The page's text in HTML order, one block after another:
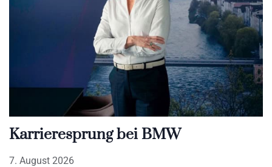
Karrieresprung bei BMW
7. August 2026